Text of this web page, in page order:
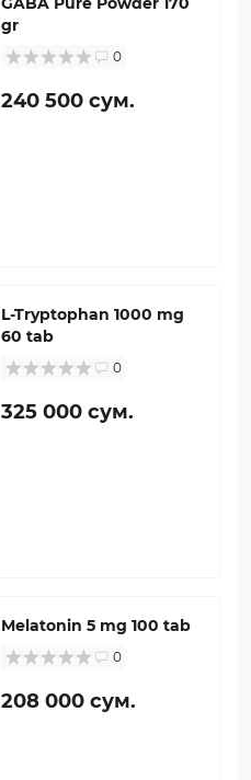
gr
0
240 500 сум.
L-Tryptophan 1000 mg
60 tab
0
325 000 сум.
Melatonin 5 mg 100 tab
0
208 000 сум.